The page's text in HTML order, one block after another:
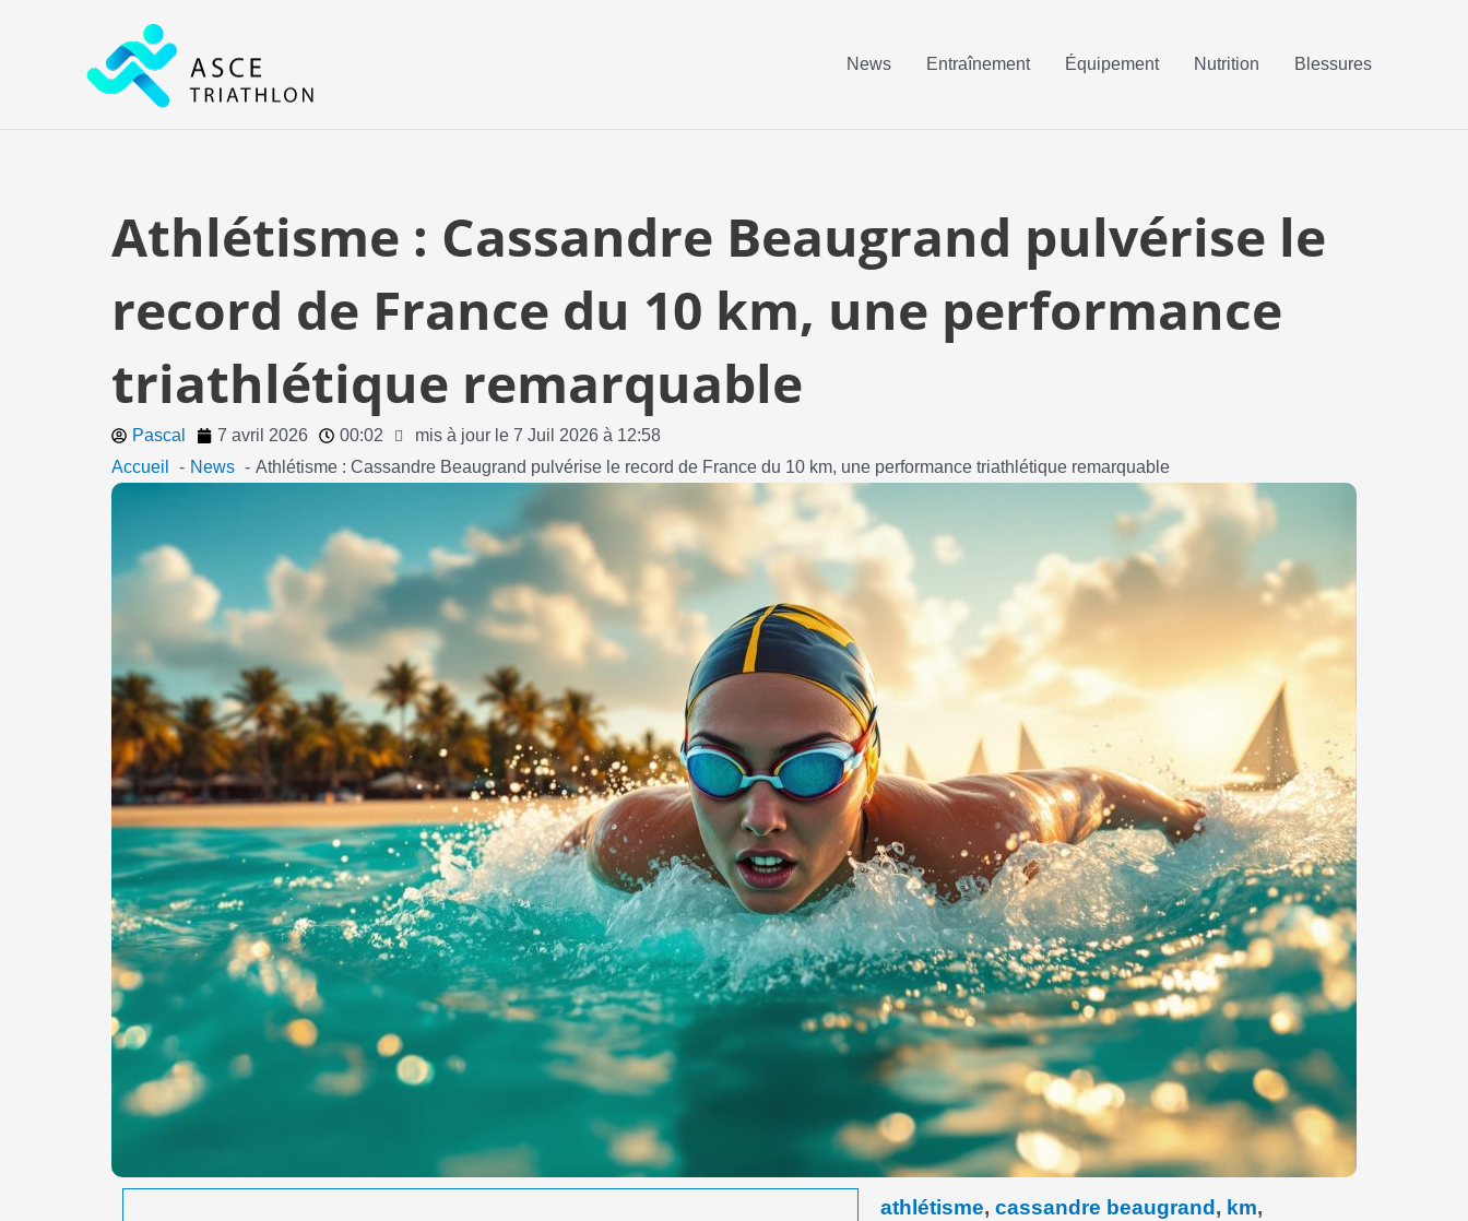
News Entraînement Équipement Nutrition Blessures
Athlétisme : Cassandre Beaugrand pulvérise le
record de France du 10 km, une performance
triathlétique remarquable
Pascal 7 avril 2026 00:02
mis à jour le 7 Juil 2026 à 12:58
Accueil
News Athlétisme : Cassandre Beaugrand pulvérise le record de France du 10 km, une performance triathlétique remarquable
athlétisme, cassandre beaugrand , km,